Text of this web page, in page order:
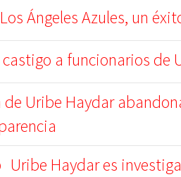
Ángeles Azules, un
a funcionarios de
de Uribe Haydar
Uribe Haydar es